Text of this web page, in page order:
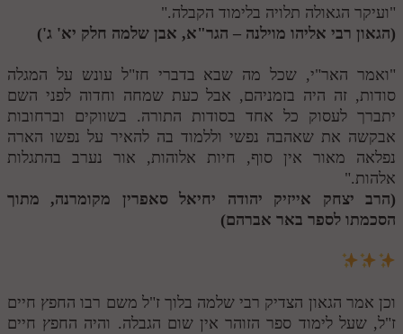
"ועיקר הגאולה תלויה בלימוד הקבלה."
(הגאון רבי אליהו מוילנה – הגר"א, אבן שלמה חלק יא' ג')
"ואמר האר"י, שכל מה שבא בדברי חז"ל עונש על המגלה
סודות, זה היה בזמניהם, אבל כעת שמחה וחדוה לפני השם
יתברך לעסוק כל אחד בסודות התורה. בשווקים וברחובות
אבקשה את שאהבה נפשי וללמוד בה להאיר על נפשו הארה
נפלאה מאור אין סוף, חיות אלוהות, אור נערב בהתגלות
אלהות."
(הרב יצחק אייזיק יהודה יחיאל סאפרין מקומרנה, מתוך
הסכמתו לספר באר אברהם)
וכן אמר הגאון הצדיק רבי שלמה בלוך ז"ל משם רבו החפץ חיים
ז"ל, שעל לימוד ספר הזוהר אין שום הגבלה. והיה החפץ חיים